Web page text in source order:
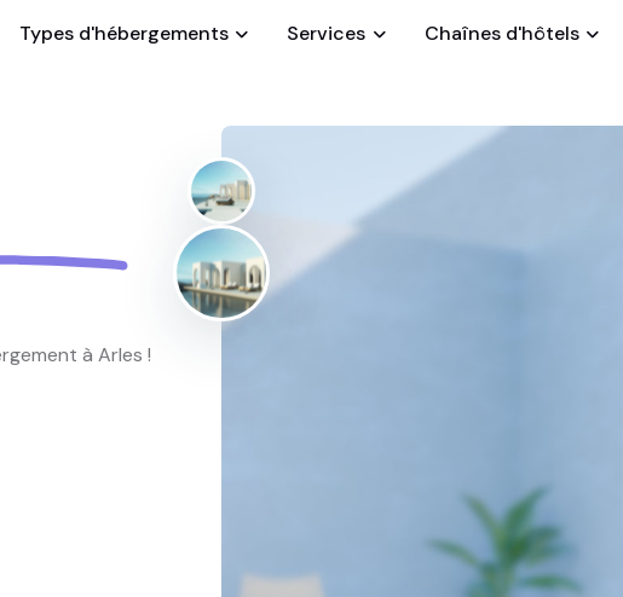
Types d'hébergements Services Chaînes d'hôtels
à Arles !